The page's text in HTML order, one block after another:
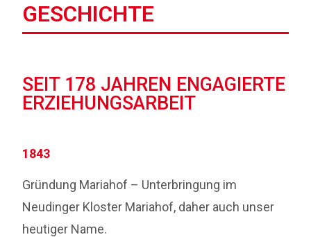
GESCHICHTE
SEIT 178 JAHREN ENGAGIERTE
ERZIEHUNGSARBEIT
1843
Gründung Mariahof – Unterbringung im
Neudinger Kloster Mariahof, daher auch unser
heutiger Name.